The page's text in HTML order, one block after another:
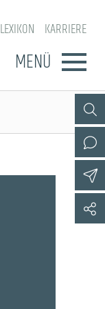
LEXIKON KARRIERE
MENÜ